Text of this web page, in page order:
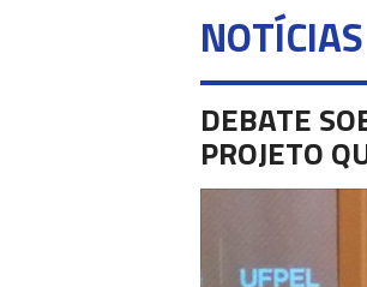
NOTÍCIAS
DEBATE
PROJETO